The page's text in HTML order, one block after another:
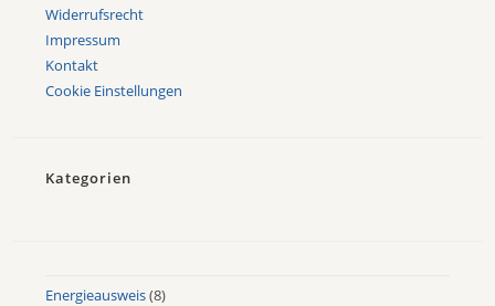
Widerrufsrecht
Impressum
Kontakt
Cookie Einstellungen
Kategorien
Energieausweis(8)